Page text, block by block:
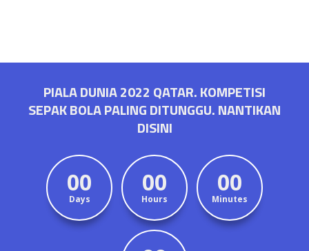
PIALA DUNIA 2022 QATAR. KOMPETISI
SEPAK BOLA PALING DITUNGGU. NANTIKAN
00 00
Hours
00
Minutes